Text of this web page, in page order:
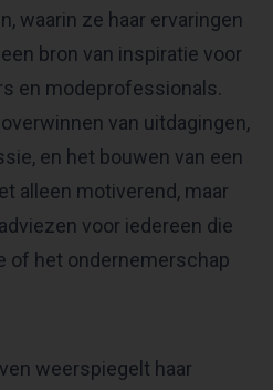
waarin ze haar ervaringen
bron van inspiratie voor
en modeprofessionals.
van uitdagingen,
en het bouwen van een
alleen motiverend, maar
voor iedereen die
of het ondernemerschap
weerspiegelt haar